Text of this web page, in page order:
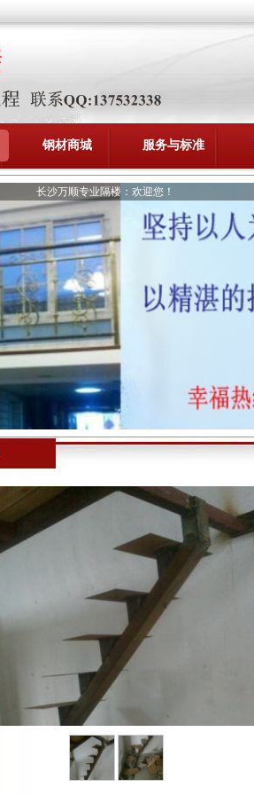
钢材商城 服务与标准
长沙万顺专业隔楼：欢迎您！